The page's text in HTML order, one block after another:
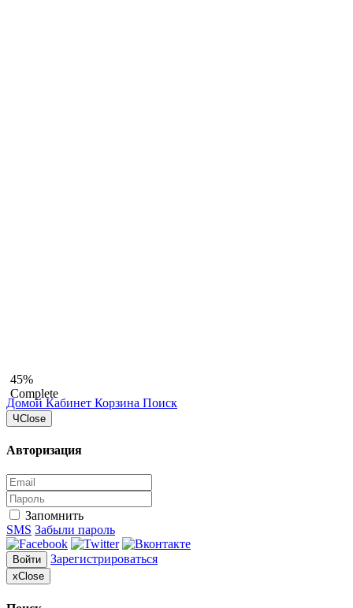
45%
Complete
Домой Кабинет Корзина Поиск
ЧClose
Авторизация
Запомнить
SMS Забыли пароль
Войти Зарегистрироваться
xClose